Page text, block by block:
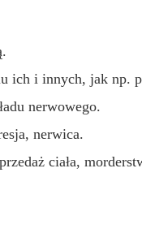
ich i innych, jak np.
nerwowego.
nerwica.
ciała,